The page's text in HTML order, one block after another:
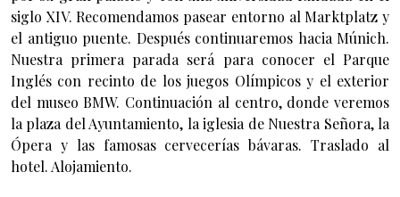
siglo XIV. Recomendamos pasear entorno al Marktplatz y
el antiguo puente. Después continuaremos hacia Múnich.
Nuestra primera parada será para conocer el Parque
Inglés con recinto de los juegos Olímpicos y el exterior
del museo BMW. Continuación al centro, donde veremos
la plaza del Ayuntamiento, la iglesia de Nuestra Señora, la
Ópera y las famosas cervecerías bávaras. Traslado al
hotel. Alojamiento.